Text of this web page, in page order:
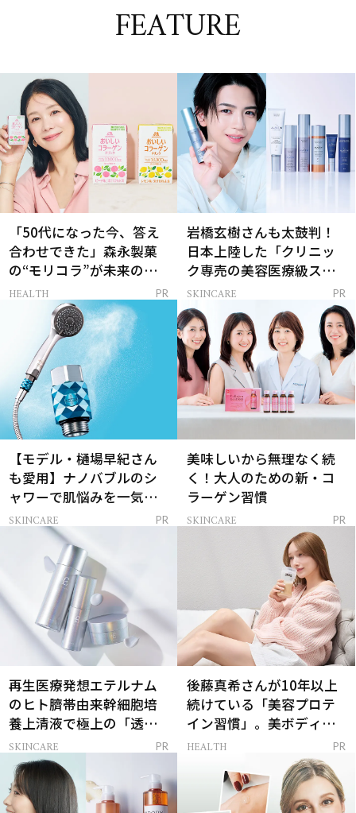
FEATURE
「50代になった今、答え
合わせできた」森永製菓
の“モリコラ”が未来のキ
レイを連れてくる！
HEALTH PR
岩橋玄樹さんも太鼓判！
日本上陸した「クリニッ
ク専売の美容医療級スキ
ンケア」
SKINCARE PR
【モデル・樋場早紀さん
も愛用】ナノバブルのシ
ャワーで肌悩みを一気に
解決
SKINCARE PR
美味しいから無理なく続
く！大人のための新・コ
ラーゲン習慣
SKINCARE PR
再生医療発想エテルナム
のヒト臍帯由来幹細胞培
養上清液で極上の「透明
感ハリ肌」へ
SKINCARE PR
後藤真希さんが10年以上
続けている「美容プロテ
イン習慣」。美ボディを
支える朝ルーティンと
HEALTH PR